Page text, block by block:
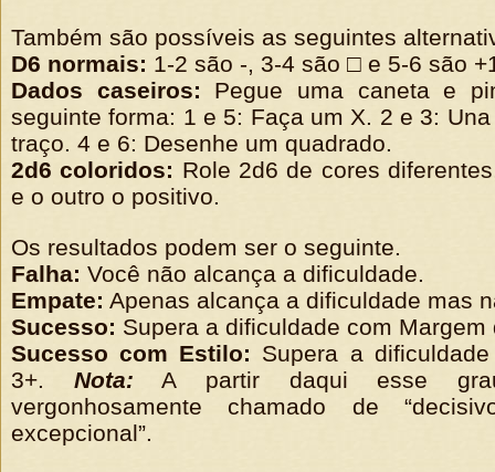
Também são possíveis as seguintes
D6 normais: 1-2 são -, 3-4 são □ e 5-6 são
Dados caseiros: Pegue uma caneta e
seguinte forma: 1 e 5: Faça um X. 2 e 3:
traço. 4 e 6: Desenhe um quadrado.
2d6 coloridos: Role 2d6 de cores
e o outro o positivo.
Os resultados podem ser o seguinte.
Falha: Você não alcança a dificuldade.
Empate: Apenas alcança a dificuldade mas
Sucesso: Supera a dificuldade com Margem
Sucesso com Estilo: Supera a
3+. Nota: A partir daqui esse
vergonhosamente chamado de
excepcional”.